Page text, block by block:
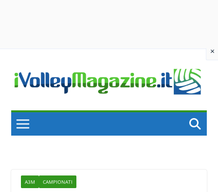
×
content
A3M CAMPIONATI